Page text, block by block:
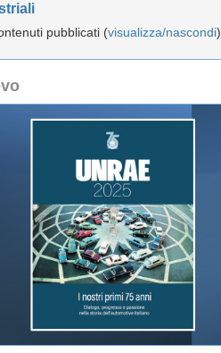
pubblicati (visualizza/nascondi)